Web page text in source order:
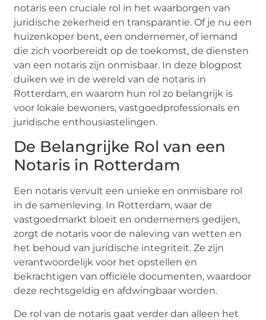
notaris een cruciale rol in het waarborgen van
juridische zekerheid en transparantie. Of je nu een
huizenkoper bent, een ondernemer, of iemand
die zich voorbereidt op de toekomst, de diensten
van een notaris zijn onmisbaar. In deze blogpost
duiken we in de wereld van de notaris in
Rotterdam, en waarom hun rol zo belangrijk is
voor lokale bewoners, vastgoedprofessionals en
juridische enthousiastelingen.
De Belangrijke Rol van een
Notaris in Rotterdam
Een notaris vervult een unieke en onmisbare rol
in de samenleving. In Rotterdam, waar de
vastgoedmarkt bloeit en ondernemers gedijen,
zorgt de notaris voor de naleving van wetten en
het behoud van juridische integriteit. Ze zijn
verantwoordelijk voor het opstellen en
bekrachtigen van officiële documenten, waardoor
deze rechtsgeldig en afdwingbaar worden.
De rol van de notaris gaat verder dan alleen het